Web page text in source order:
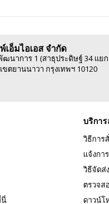
อ็มไอเอส จำกัด
นาการ 1 (สาธุประดิษฐ์ 34 แยก
ขตยานนาวา กรุงเทพฯ 10120
นี่
บริกา
วิธีการ
แจ้งกา
วิธีจัดส่
ตรวจส
ดาวน์โ